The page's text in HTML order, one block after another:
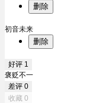
删除
初音未来
删除
好评 1
褒贬不一
差评 0
收藏 0